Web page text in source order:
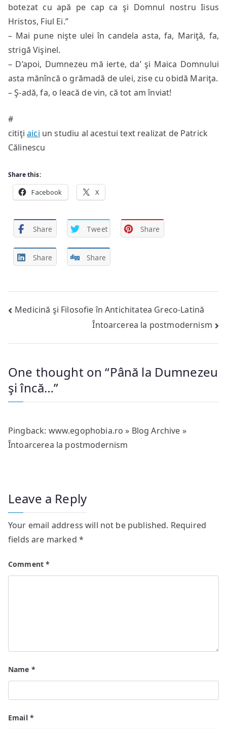
botezat cu apă pe cap ca şi Domnul nostru Iisus
Hristos, Fiul Ei.”
– Mai pune nişte ulei în candela asta, fa, Mariţă, fa,
strigă Vişinel.
– D’apoi, Dumnezeu mă ierte, da’ şi Maica Domnului
asta mănîncă o grămadă de ulei, zise cu obidă Mariţa.
– Ş-adă, fa, o leacă de vin, că tot am înviat!
#
citiţiaici un studiu al acestui text realizat de Patrick
Călinescu
Share this:
Facebook X
Share Tweet Share
Share Share
Post
Medicină şi Filosofie în Antichitatea Greco-Latină
Întoarcerea la postmodernism
One thought on “Până la Dumnezeu
şi încă…”
Pingback: www.egophobia.ro » Blog Archive »
Întoarcerea la postmodernism
Leave a Reply
Your email address will not be published. Required
fields are marked *
Comment*
Name *
Email *